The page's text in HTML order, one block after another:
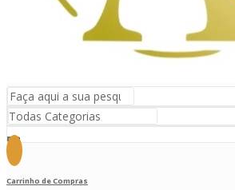
Carrinho de Compras